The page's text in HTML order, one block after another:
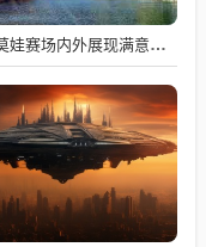
阿尼西莫娃赛场内外展现满意与期待，自信闪耀全场